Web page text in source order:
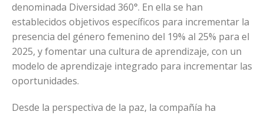
denominada Diversidad 360°. En ella se han
establecidos objetivos específicos para incrementar la
presencia del género femenino del 19% al 25% para el
2025, y fomentar una cultura de aprendizaje, con un
modelo de aprendizaje integrado para incrementar las
oportunidades.
Desde la perspectiva de la paz, la compañía ha